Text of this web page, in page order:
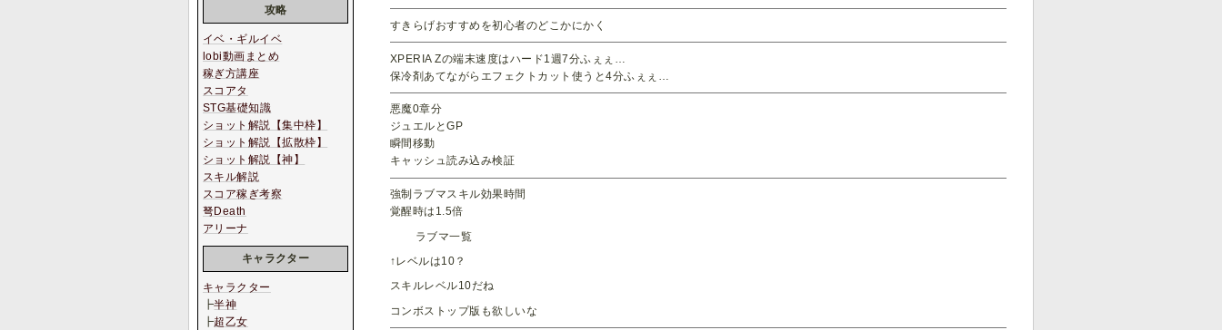
すきらげおすすめを初心者のどこかにかく
XPERIA Zの端末速度はハード1週7分ふぇぇ…
保冷剤あてながらエフェクトカット使うと4分ふぇぇ…
悪魔0章分
ジュエルとGP
瞬間移動
キャッシュ読み込み検証
強制ラブマスキル効果時間
覚醒時は1.5倍
ラブマ一覧
↑レベルは10？
スキルレベル10だね
コンボストップ版も欲しいな
攻略
イベ・ギルイベ
lobi動画まとめ
稼ぎ方講座
スコアタ
STG基礎知識
ショット解説【集中枠】
ショット解説【拡散枠】
ショット解説【神】
スキル解説
スコア稼ぎ考察
弩Death
アリーナ
キャラクター
キャラクター
┣半神
┣超乙女